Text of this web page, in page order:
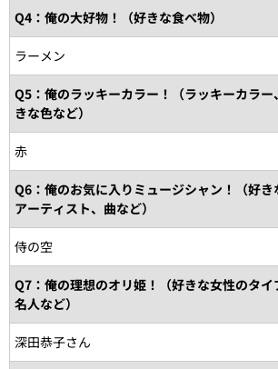
Q4：俺の大好物！（好きな食べ物）
ラーメン
Q5：俺のラッキーカラー！（ラッキーカラ
きな色など）
赤
Q6：俺のお気に入りミュージシャン！（好き
アーティスト、曲など）
侍の空
Q7：俺の理想のオリ姫！（好きな女性のタ
名人など）
深田恭子さん